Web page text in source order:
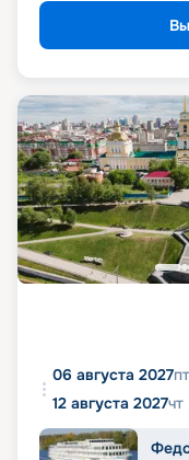
06 августа 2027пт
12 августа 2027чт